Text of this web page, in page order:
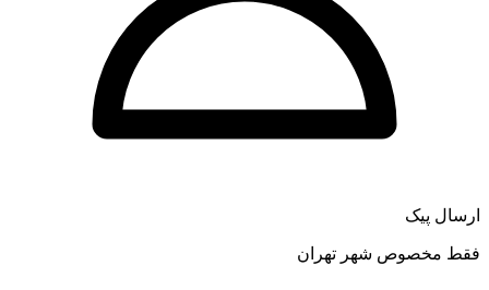
ارسال پیک
فقط مخصوص شهر تهران